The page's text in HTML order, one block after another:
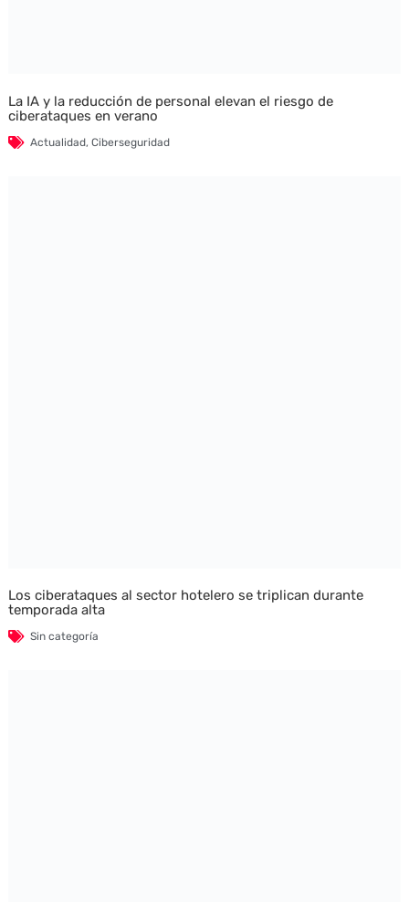
La IA y la reducción de personal elevan el riesgo de
ciberataques en verano
Actualidad, Ciberseguridad
Los ciberataques al sector hotelero se triplican durante
temporada alta
Sin categoría